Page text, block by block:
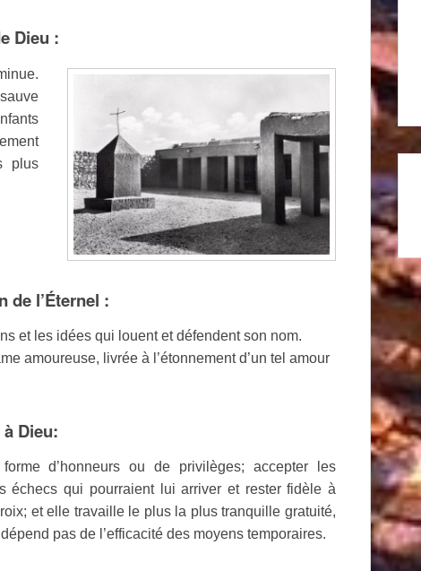
Dieu :
plus
de l’Éternel :
et les idées qui louent et défendent son nom.
amoureuse, livrée à l’étonnement d’un tel amour
à Dieu:
d’honneurs ou de privilèges; accepter les
échecs qui pourraient lui arriver et rester fidèle à
et elle travaille le plus la plus tranquille gratuité,
pas de l’efficacité des moyens temporaires.